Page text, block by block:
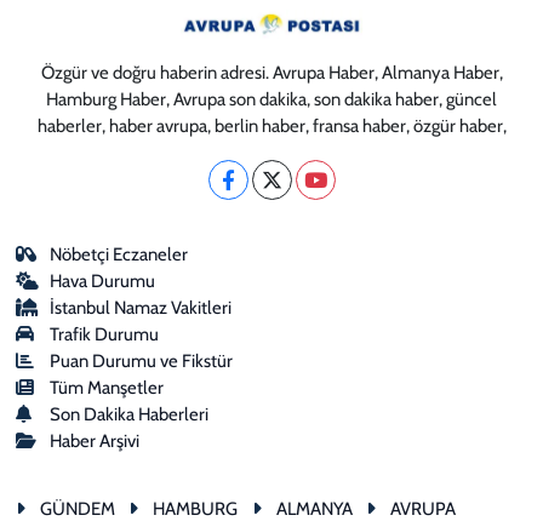
Özgür ve doğru haberin adresi. Avrupa Haber, Almanya Haber,
Hamburg Haber, Avrupa son dakika, son dakika haber, güncel
haberler, haber avrupa, berlin haber, fransa haber, özgür haber,
Nöbetçi Eczaneler
Hava Durumu
İstanbul Namaz Vakitleri
Trafik Durumu
Puan Durumu ve Fikstür
Tüm Manşetler
Son Dakika Haberleri
Haber Arşivi
GÜNDEM HAMBURG ALMANYA
AVRUPA